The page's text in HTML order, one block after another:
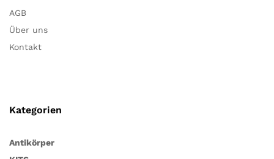
AGB
Über uns
Kontakt
Kategorien
Antikörper